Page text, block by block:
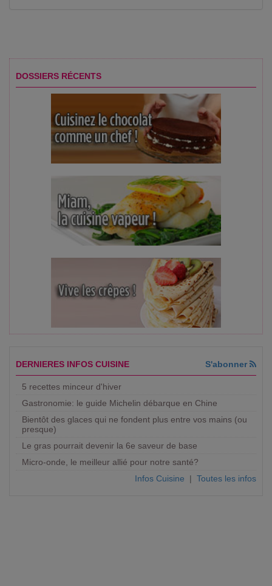
DOSSIERS RÉCENTS
DERNIERES INFOS CUISINE S'abonner
5 recettes minceur d'hiver
Gastronomie: le guide Michelin débarque en Chine
Bientôt des glaces qui ne fondent plus entre vos mains (ou
presque)
Le gras pourrait devenir la 6e saveur de base
Micro-onde, le meilleur allié pour notre santé?
Infos Cuisine | Toutes les infos